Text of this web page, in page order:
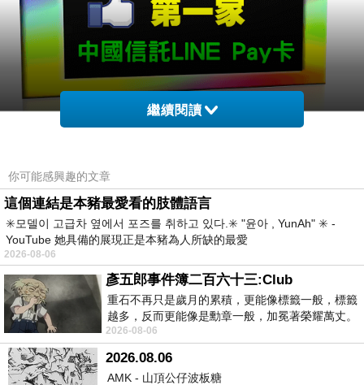
繼續閱讀
你可能感興趣的文章
這個連結是本豬最愛看的肢體語言
✳️모델이 고급차 옆에서 포즈를 취하고 있다.✳️ "윤아 , YunAh" ✳️ -
YouTube 她具備的展現正是本豬為人所缺的最愛
2026-08-06
彥五郎事件簿二百六十三:Club
重石不再只是歲月的累積，更能像標籤一般，標籤
越多，反而更能像是勳章一般，加冕著榮耀萬丈。
習慣一如縱容，成了再難輕輕放下的罪證
2026-08-06
2026.08.06
AMK - 山頂公仔波板糖